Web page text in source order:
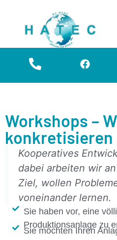
Workshops –
Kooperatives
dabei arbeiten wir
Ziel, wollen
voneinander lernen.
Sie haben vor, eine
Produktionsanlage zu
Sie möchten Ihren